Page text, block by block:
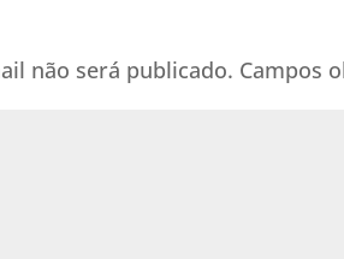
não será publicado. Campos